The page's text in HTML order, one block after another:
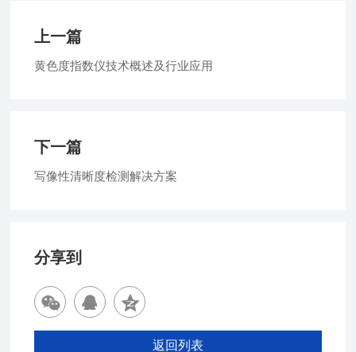
上一篇
黄色度指数仪技术概述及行业应用
下一篇
写像性清晰度检测解决方案
分享到
返回列表